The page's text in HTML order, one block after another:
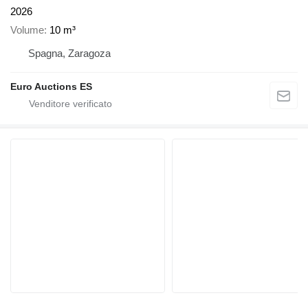
2026
Volume 10 m³
Spagna, Zaragoza
Euro Auctions ES